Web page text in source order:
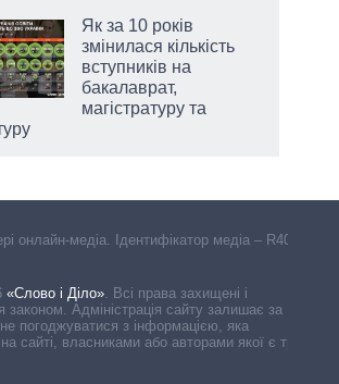
Як за 10 років
змінилася кількість
вступників на
бакалаврат,
магістратуру та
онлайн-медіа. Ідентифікатор медіа – R40-
«Слово і Діло». Всі права захищені і
законом. Адміністрація сайту залишає за
погоджуватися з інформацією, яка
сайті, власниками або авторами якої є треті